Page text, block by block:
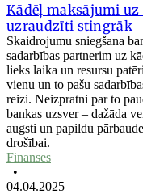
Kādēļ maksājumi
uzraudzīti stingrāk
Skaidrojumu sniegšana
sadarbības partnerim uz
lieks laika un resursu
vienu un to pašu
reizi. Neizpratni par to
bankas uzsver – dažāda
augsti un papildu
drošībai.
Finanses
•
04.04.2025